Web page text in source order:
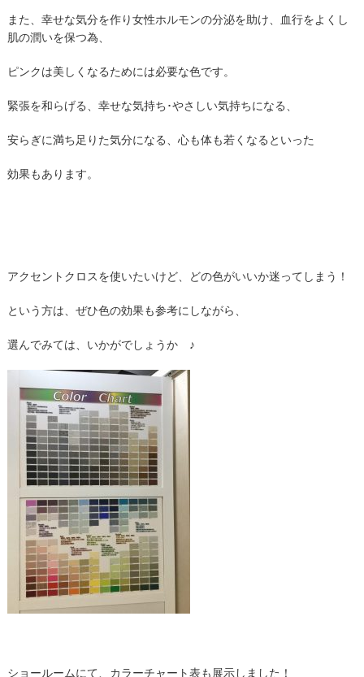
また、幸せな気分を作り女性ホルモンの分泌を助け、血行をよくし
肌の潤いを保つ為、
ピンクは美しくなるためには必要な色です。
緊張を和らげる、幸せな気持ち･やさしい気持ちになる、
安らぎに満ち足りた気分になる、心も体も若くなるといった
効果もあります。
アクセントクロスを使いたいけど、どの色がいいか迷ってしまう！
という方は、ぜひ色の効果も参考にしながら、
選んでみては、いかがでしょうか ♪
ショールームにて、カラーチャート表も展示しました！